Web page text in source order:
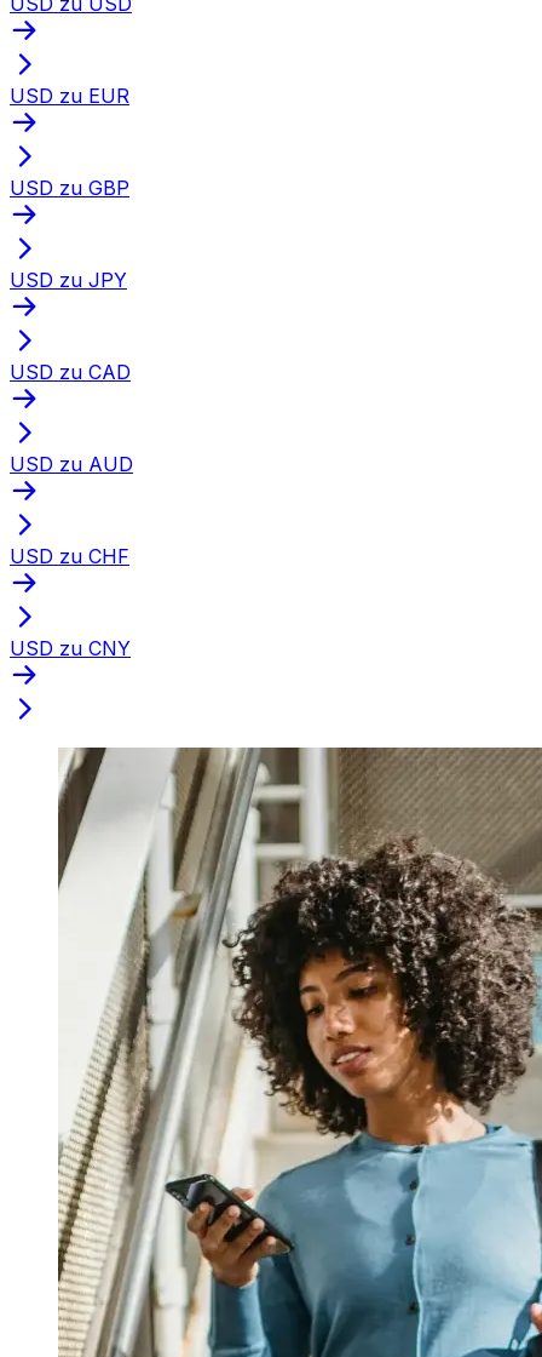
USD zu EUR
USD zu GBP
USD zu JPY
USD zu CAD
USD zu AUD
USD zu CHF
USD zu CNY